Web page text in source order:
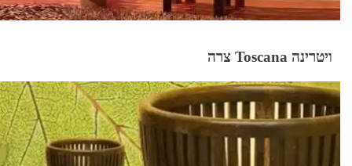
ויטרינה Toscana צרה